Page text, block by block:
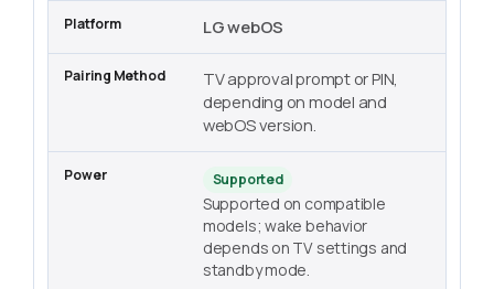
LG webOS
TV approval prompt or PIN,
depending on model and
webOS version.
Supported
Supported on compatible
models; wake behavior
depends on TV settings and
standby mode.